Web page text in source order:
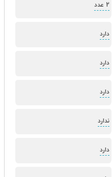
2 عدد
دارد
دارد
دارد
ندارد
دارد